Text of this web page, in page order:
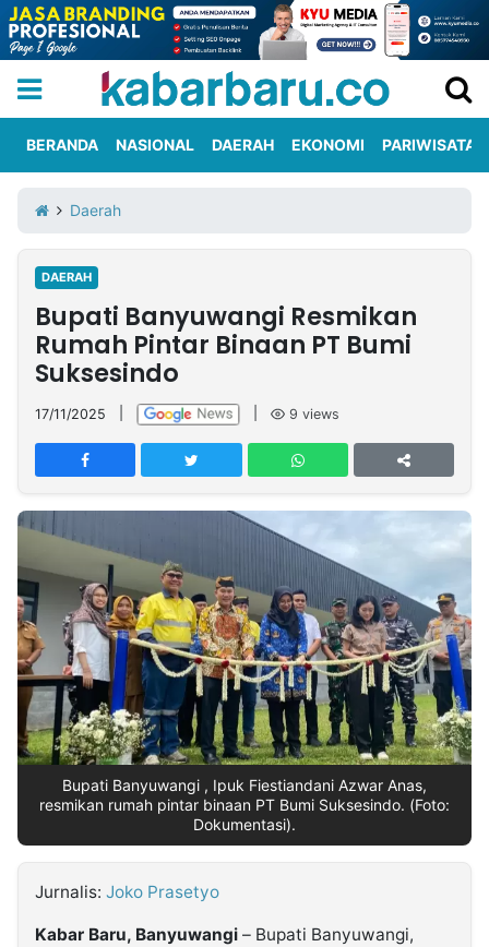
Iklan
Berita
Kami
Nasional
International
Olahraga
Entertainment
Daerah
Pariwisata
Kuliner
Kolom
Network
PT
TREETAN
INDONESIA
Partner
Insight
NTB
Suara
Time
Lens
IDN
Daily
Jogja
Jalan
Rakyat
Idealita
News
Kita
Notice
Dinamikapost.com
Radar
Baru
Seedbacklink
Follow
Kabarbaru
BERANDA NASIONAL DAERAH EKONOMI PARIWISATA
Daerah
DAERAH
Bupati Banyuwangi Resmikan
Rumah Pintar Binaan PT Bumi
Suksesindo
17/11/2025 9 views
Bupati Banyuwangi , Ipuk Fiestiandani Azwar Anas,
resmikan rumah pintar binaan PT Bumi Suksesindo. (Foto:
Dokumentasi).
Jurnalis: Joko Prasetyo
Kabar Baru, Banyuwangi – Bupati Banyuwangi,